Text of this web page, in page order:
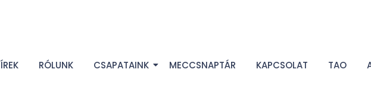
RÓLUNK CSAPATAINK MECCSNAPTÁR KAPCSOLAT TAO